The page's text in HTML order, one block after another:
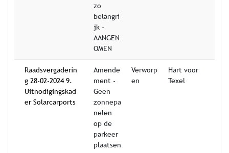
zo
belangri
jk -
AANGEN
OMEN
Raadsvergaderin
g 28-02-2024 9.
Uitnodigingskad
er Solarcarports
Amende
ment -
Geen
zonnepa
nelen
op de
parkeer
plaatsen
Verworp
en
Hart voor
Texel